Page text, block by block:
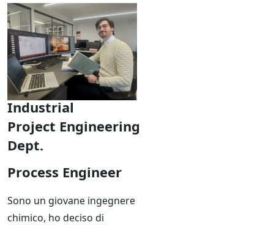
Industrial
Project Engineering
Dept.
Process Engineer
Sono un giovane ingegnere
chimico, ho deciso di